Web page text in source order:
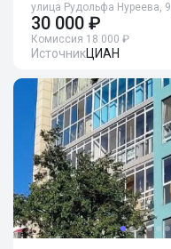
улица Рудольфа Нуреева, 9
30 000 ₽
Комиссия 18 000 ₽
ИсточникЦИАН